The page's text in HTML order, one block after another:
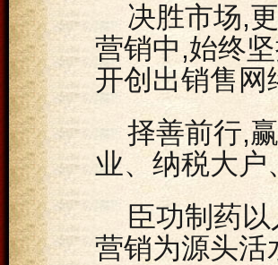
决胜市场,
营销中,始终
开创出销售网
择善前行,
业、纳税大户
臣功制药
营销为源头活